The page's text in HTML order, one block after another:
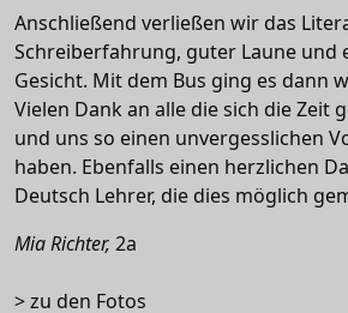
Anschließend verließen wir das
Schreiberfahrung, guter Laune und
Gesicht. Mit dem Bus ging es dann
Vielen Dank an alle die sich die Zeit
und uns so einen unvergesslichen
haben. Ebenfalls einen herzlichen
Deutsch Lehrer, die dies möglich
Mia Richter, 2a
> zu den Fotos